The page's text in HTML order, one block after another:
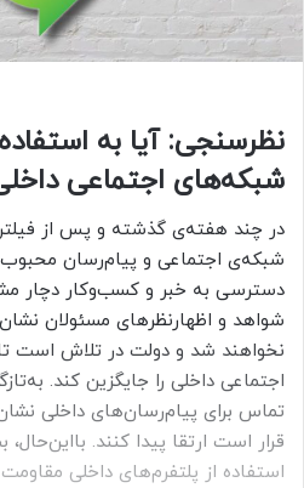
نظرسنجی: آیا به
شبکه‌های اجتماعی
در چند هفته‌ی گذشته و پس از
شبکه‌ی اجتماعی و پیام‌رسان محبوب
دسترسی به خبر‌ و کسب‌وکار دچار
شواهد و اظهارنظرهای مسئولان
نخواهند شد و دولت در تلاش است
اجتماعی داخلی را جایگزین کند.
تماس برای پیام‌رسان‌های داخلی
قرار است ارتقا پیدا کنند. بااین‌حال،
استفاده از پلتفرم‌های داخلی